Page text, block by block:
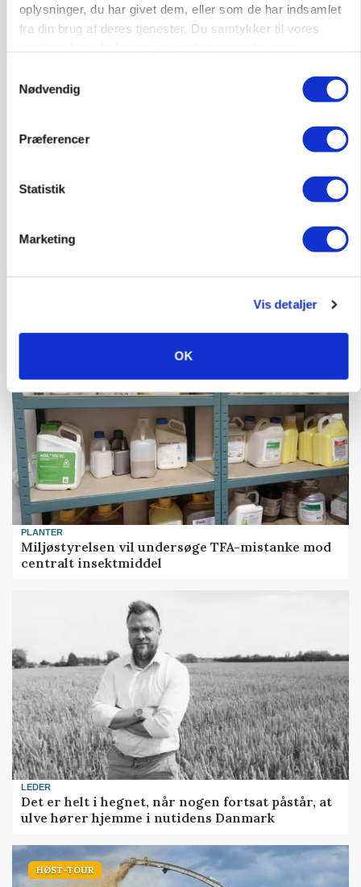
oplysninger, du har givet dem, eller som de har indsamlet
fra din brug af deres tjenester. Du samtykker til vores
Nødvendig
Præferencer
Statistik
Marketing
Vis detaljer
OK
Afdelingsansvarlig for klimastald
6100, Haderslev 10. aug.
Alsidig Håndværker søges
2730, Herlev NY 10. aug.
PLANTER
Miljøstyrelsen vil undersøge TFA-mistanke mod
centralt insektmiddel
LEDER
Det er helt i hegnet, når nogen fortsat påstår, at
ulve hører hjemme i nutidens Danmark
HØST-TOUR